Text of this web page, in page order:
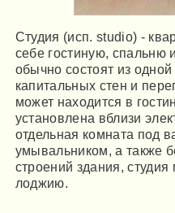
Студия (исп. studio) -
себе гостиную, спальню
обычно состоят из
капитальных стен и
может находится в
установлена вблизи
отдельная комната под
умывальником, а также
строений здания,
лоджию.